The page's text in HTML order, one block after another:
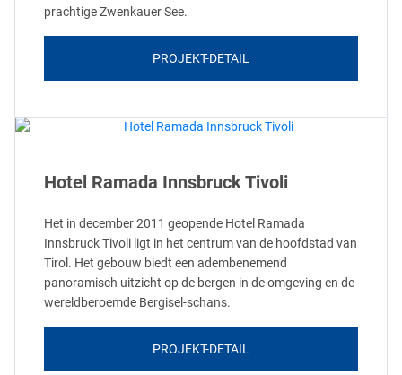
prachtige Zwenkauer See.
PROJEKT-DETAIL
Hotel Ramada Innsbruck Tivoli
Het in december 2011 geopende Hotel Ramada
Innsbruck Tivoli ligt in het centrum van de hoofdstad van
Tirol. Het gebouw biedt een adembenemend
panoramisch uitzicht op de bergen in de omgeving en de
wereldberoemde Bergisel-schans.
PROJEKT-DETAIL